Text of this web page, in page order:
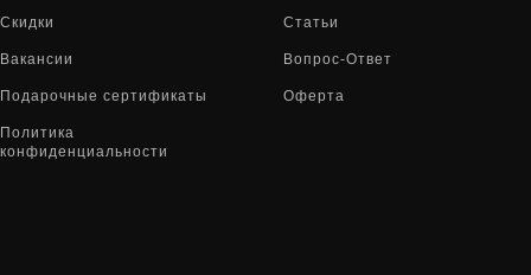
Скидки Статьи
Вакансии Вопрос-Ответ
Подарочные сертификаты Оферта
Политика
конфиденциальности